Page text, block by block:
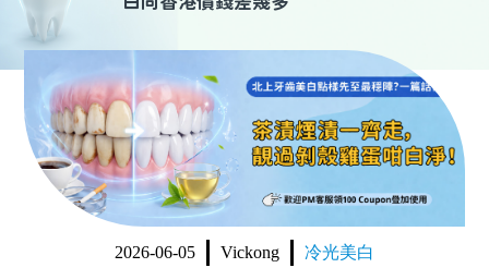
醫院簡介 hospital introduction
醫生介紹 doctor introduction
醫療新聞 medical news
種植牙 dental implant
箍牙 orthodontics
收費標準 change standard
微信預約
WhatsApp預約
2026-06-05 Vickong 冷光美白